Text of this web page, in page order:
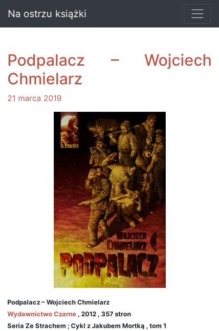
Na ostrzu książki
Podpalacz – Wojciech
Chmielarz
21 marca 2019
Podpalacz – Wojciech Chmielarz
Wydawnictwo Czarne , 2012 , 357 stron
Seria Ze Strachem ; Cykl z Jakubem Mortką , tom 1